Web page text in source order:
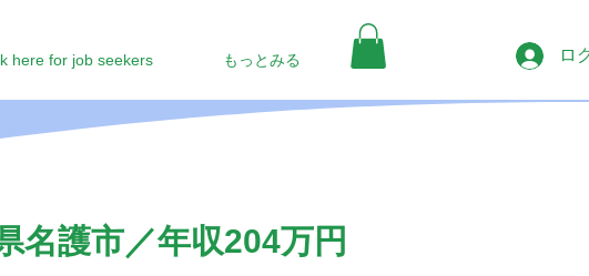
here for job seekers もっとみる ロ
名護市／年収204万円